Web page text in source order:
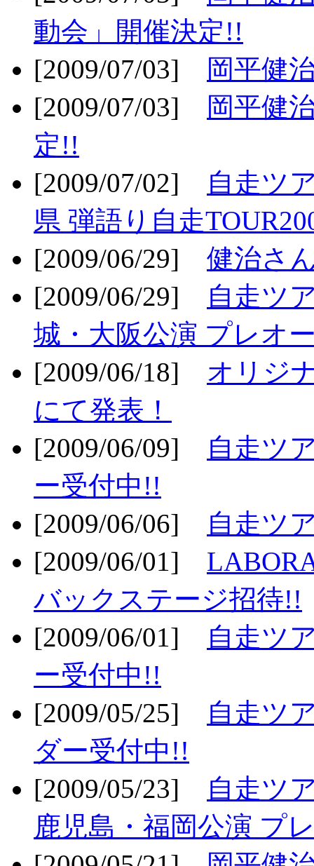
動会」開催決定!!
[2009/07/03]
岡平健
[2009/07/03]
岡平健
定!!
[2009/07/02]
自走ツ
県 弾語り自走
[2009/06/29] 健治さ
[2009/06/29]
自走ツ
城・大阪公演 プレオ
[2009/06/18] オリジ
にて発表！
[2009/06/09]
自走ツ
ー受付中!!
[2009/06/06]
自走ツ
[2009/06/01]
バックステージ招待!!
[2009/06/01]
自走ツ
ー受付中!!
[2009/05/25]
自走ツ
ダー受付中!!
[2009/05/23]
自走ツ
鹿児島・福岡公演 プ